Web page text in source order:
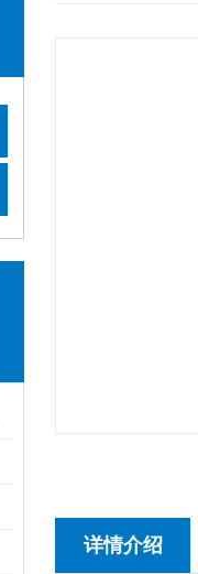
详情介绍